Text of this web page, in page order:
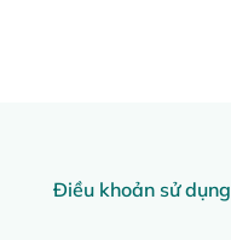
Điều khoản sử dụng